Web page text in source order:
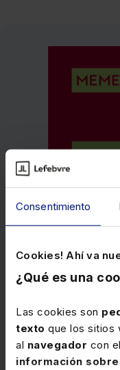
Consentimiento
Cookies! Ahí va
¿Qué es una
Las cookies son
texto que los sitios
al navegador con
información